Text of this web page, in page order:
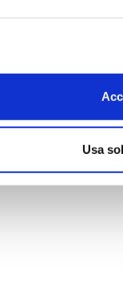
Usa